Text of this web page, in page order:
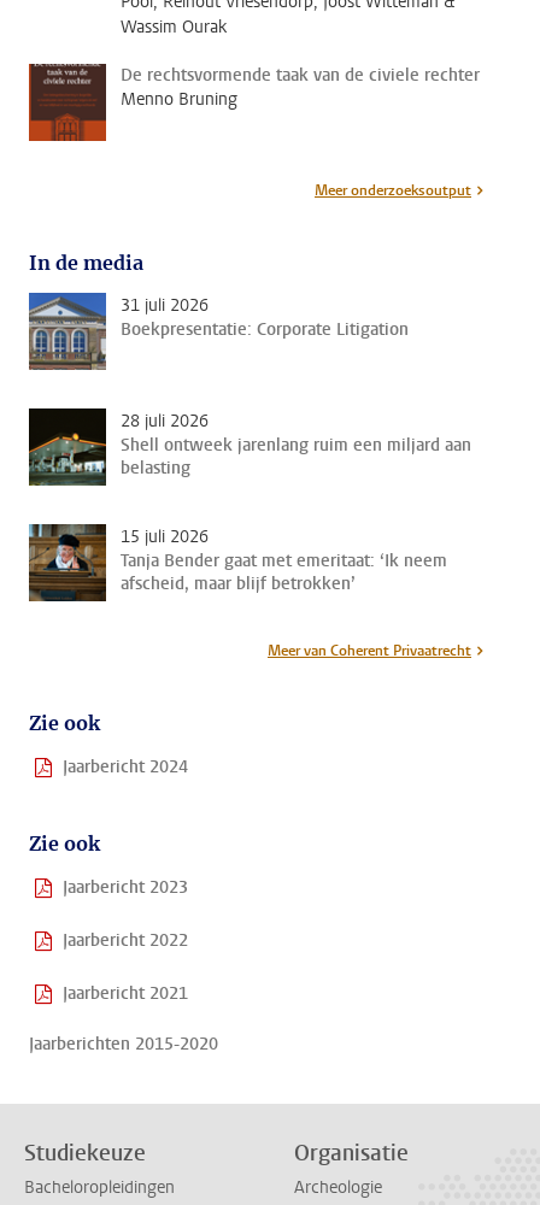
Wassim Ourak
De rechtsvormende taak van de civiele rechter
Menno Bruning
Meer onderzoeksoutput
In de media
31 juli 2026
Boekpresentatie: Corporate Litigation
28 juli 2026
Shell ontweek jarenlang ruim een miljard aan
belasting
15 juli 2026
Tanja Bender gaat met emeritaat: ‘Ik neem
afscheid, maar blijf betrokken’
Meer van Coherent Privaatrecht
Zie ook
Jaarbericht 2024
Zie ook
Jaarbericht 2023
Jaarbericht 2022
Jaarbericht 2021
Jaarberichten 2015-2020
Studiekeuze
Bacheloropleidingen
Organisatie
Archeologie